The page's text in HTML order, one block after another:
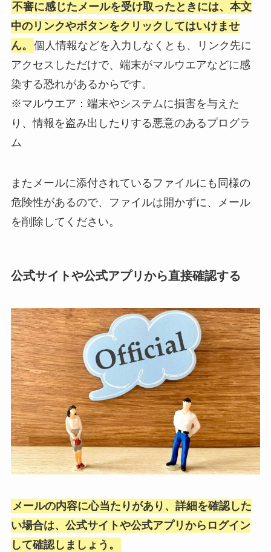
不審に感じたメールを受け取ったときには、本文
中のリンクやボタンをクリックしてはいけませ
ん。
個人情報などを入力しなくとも、リンク先に
アクセスしただけで、端末がマルウエアなどに感
染する恐れがあるからです。
※マルウエア：端末やシステムに損害を与えた
り、情報を盗み出したりする悪意のあるプログラ
ム
またメールに添付されているファイルにも同様の
危険性があるので、ファイルは開かずに、メール
を削除してください。
公式サイトや公式アプリから直接確認する
メールの内容に心当たりがあり、詳細を確認した
い場合は、公式サイトや公式アプリからログイン
して確認しましょう。